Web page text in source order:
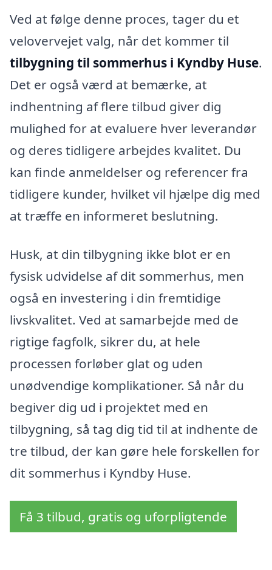
Ved at følge denne proces, tager du et
velovervejet valg, når det kommer til
tilbygning til sommerhus i Kyndby Huse.
Det er også værd at bemærke, at
indhentning af flere tilbud giver dig
mulighed for at evaluere hver leverandør
og deres tidligere arbejdes kvalitet. Du
kan finde anmeldelser og referencer fra
tidligere kunder, hvilket vil hjælpe dig med
at træffe en informeret beslutning.
Husk, at din tilbygning ikke blot er en
fysisk udvidelse af dit sommerhus, men
også en investering i din fremtidige
livskvalitet. Ved at samarbejde med de
rigtige fagfolk, sikrer du, at hele
processen forløber glat og uden
unødvendige komplikationer. Så når du
begiver dig ud i projektet med en
tilbygning, så tag dig tid til at indhente de
tre tilbud, der kan gøre hele forskellen for
dit sommerhus i Kyndby Huse.
Få 3 tilbud, gratis og uforpligtende